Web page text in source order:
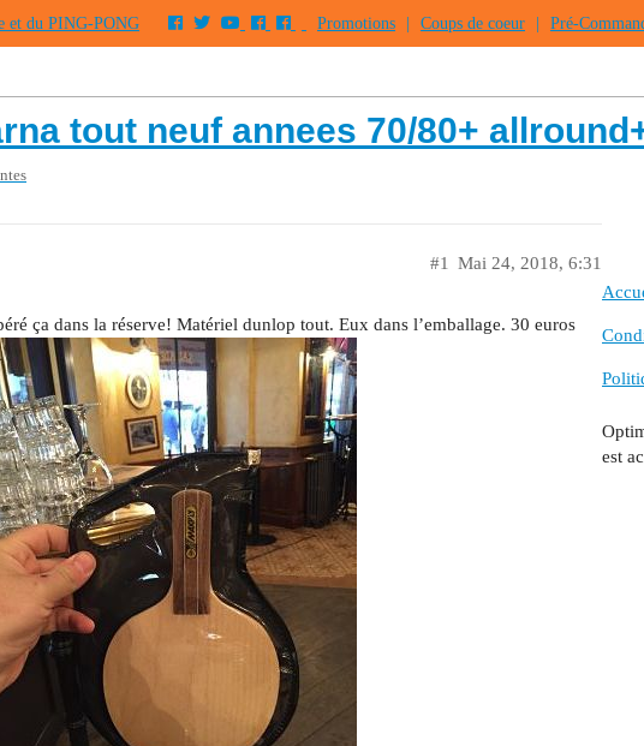
et du PING-PONG Promotions Coups de coeur Pré-
tout neuf annees 70/80+
Mai 24, 2018, 6:31
#1
ça dans la réserve! Matériel dunlop tout. Eux dans l’emballage. 30 euros
est